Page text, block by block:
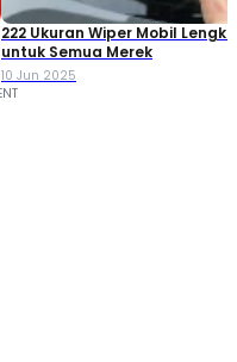
222 Ukuran Wiper Mobil
untuk Semua Merek
10 Jun 2025